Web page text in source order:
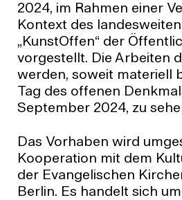
2024, im Rahmen einer
Kontext des
„KunstOffen“ der
vorgestellt. Die Arbeiten
werden, soweit materiell
Tag des offenen
September 2024, zu
Das Vorhaben wird
Kooperation mit dem
der Evangelischen
Berlin. Es handelt sich